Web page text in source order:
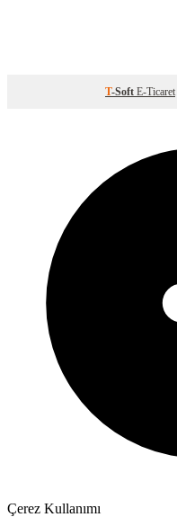
T-Soft E-Ticaret
Çerez Kullanımı